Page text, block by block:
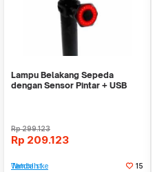
Lampu Belakang Sepeda
dengan Sensor Pintar + USB
Rp299.123
Rp 209.123
Tambah ke Watchlist 15